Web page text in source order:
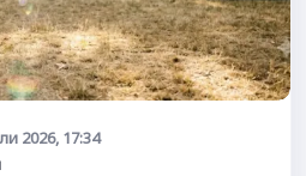
2026, 17:34